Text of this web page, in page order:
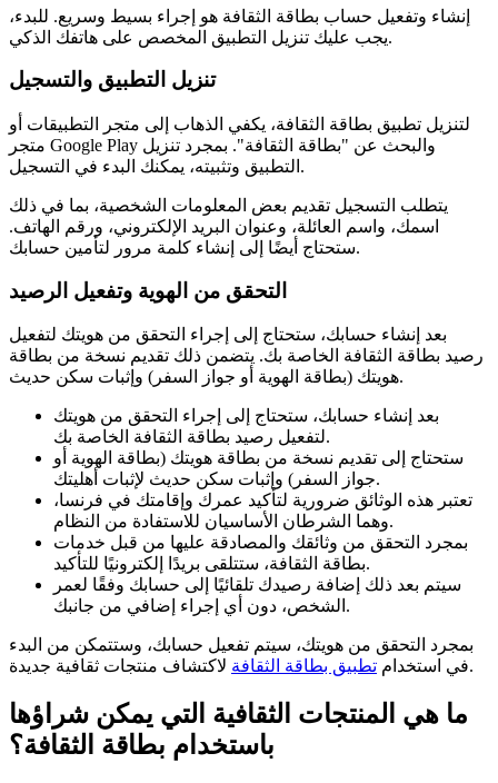
إنشاء وتفعيل حساب بطاقة الثقافة هو إجراء بسيط وسريع. للبدء،
يجب عليك تنزيل التطبيق المخصص على هاتفك الذكي.
تنزيل التطبيق والتسجيل
لتنزيل تطبيق بطاقة الثقافة، يكفي الذهاب إلى متجر التطبيقات أو
متجر Google Play والبحث عن "بطاقة الثقافة". بمجرد تنزيل
التطبيق وتثبيته، يمكنك البدء في التسجيل.
يتطلب التسجيل تقديم بعض المعلومات الشخصية، بما في ذلك
اسمك، واسم العائلة، وعنوان البريد الإلكتروني، ورقم الهاتف.
ستحتاج أيضًا إلى إنشاء كلمة مرور لتأمين حسابك.
التحقق من الهوية وتفعيل الرصيد
بعد إنشاء حسابك، ستحتاج إلى إجراء التحقق من هويتك لتفعيل
رصيد بطاقة الثقافة الخاصة بك. يتضمن ذلك تقديم نسخة من بطاقة
هويتك (بطاقة الهوية أو جواز السفر) وإثبات سكن حديث.
بعد إنشاء حسابك، ستحتاج إلى إجراء التحقق من هويتك
لتفعيل رصيد بطاقة الثقافة الخاصة بك.
ستحتاج إلى تقديم نسخة من بطاقة هويتك (بطاقة الهوية أو
جواز السفر) وإثبات سكن حديث لإثبات أهليتك.
تعتبر هذه الوثائق ضرورية لتأكيد عمرك وإقامتك في فرنسا،
وهما الشرطان الأساسيان للاستفادة من النظام.
بمجرد التحقق من وثائقك والمصادقة عليها من قبل خدمات
بطاقة الثقافة، ستتلقى بريدًا إلكترونيًا للتأكيد.
سيتم بعد ذلك إضافة رصيدك تلقائيًا إلى حسابك وفقًا لعمر
الشخص، دون أي إجراء إضافي من جانبك.
بمجرد التحقق من هويتك، سيتم تفعيل حسابك، وستتمكن من البدء
في استخدام تطبيق بطاقة الثقافة لاكتشاف منتجات ثقافية جديدة.
ما هي المنتجات الثقافية التي يمكن شراؤها
باستخدام بطاقة الثقافة؟